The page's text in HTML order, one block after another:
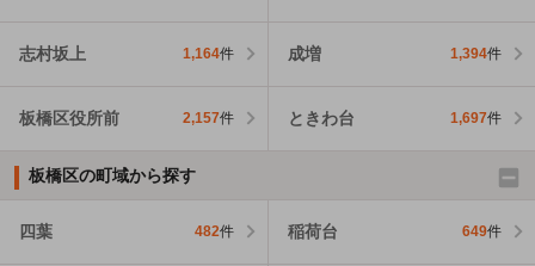
志村坂上 1,164件 成増 1,394件
板橋区役所前 2,157件 ときわ台 1,697件
板橋区の町域から探す
四葉 482件 稲荷台 649件